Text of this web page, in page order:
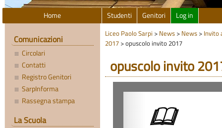
Home Studenti Genitori Log in
Comunicazioni
Circolari
Contatti
Registro Genitori
SarpInforma
Rassegna stampa
La Scuola
Liceo Paolo Sarpi > News> News> Invito
2017>opuscolo invito 2017
opuscolo invito